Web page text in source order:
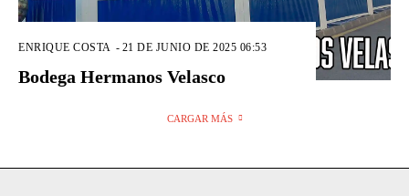
ENRIQUE COSTA - 21 DE JUNIO DE 2025 06:53
Bodega Hermanos Velasco
CARGAR MÁS